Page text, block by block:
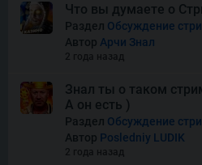
Snake’s Gold Dream
Squish
Что вы думаете о
Раздел Обсуждение
Автор Арчи Знал
2 года назад
Знал ты о таком
А он есть )
Раздел Обсуждение
Автор Posledniy LUDIK
2 года назад